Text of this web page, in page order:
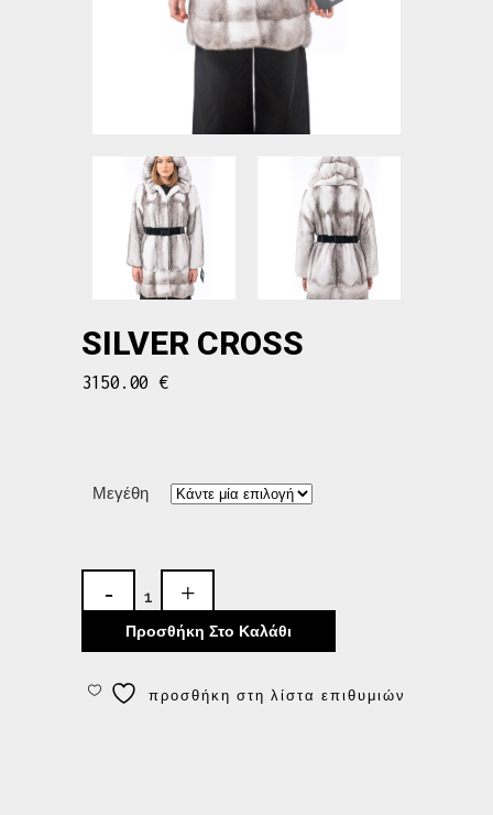
SILVER CROSS
3150.00 €
Μεγέθη
Προσθήκη Στο Καλάθι
προσθήκη στη λίστα επιθυμιών